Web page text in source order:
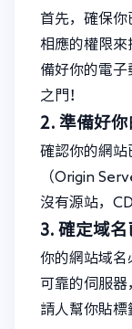
首先，確保
相應的權限來
備好你的電
之門！
2. 準備好
確認你的網站
（Origin
沒有源站，
3. 確定域
你的網站域名
可靠的伺服
請人幫你貼標